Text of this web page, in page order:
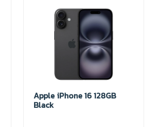
Apple iPhone 16 128GB
Black